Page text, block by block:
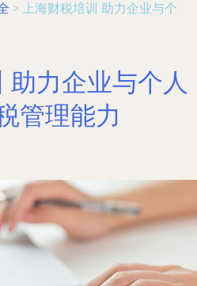
> 上海财税培训 助力企业与个
助力企业与个人
管理能力